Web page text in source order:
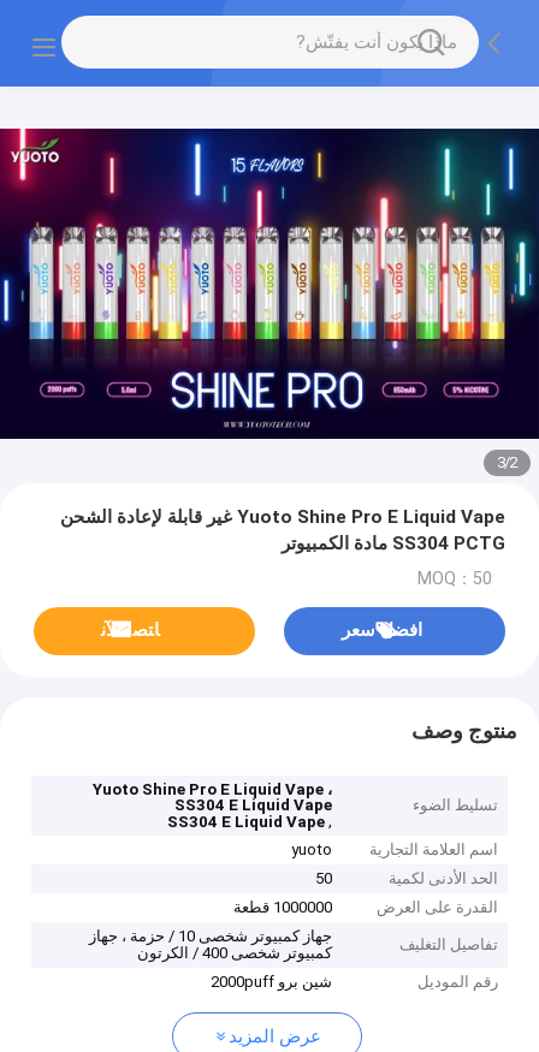
2
/
3
Yuoto Shine Pro E Liquid Vape غير قابلة لإعادة الشحن
SS304 PCTG مادة الكمبيوتر
MOQ：50
افضل سعر ﺎﺘﺼﻟ ﺍﻶﻧ
منتوج وصف
تسليط الضوء
Yuoto Shine Pro E Liquid Vape ،
SS304 E Liquid Vape
,
SS304 E Liquid Vape
اسم العلامة التجارية
yuoto
الحد الأدنى لكمية
50
القدرة على العرض
1000000 قطعة
تفاصيل التغليف
جهاز كمبيوتر شخصى 10 / حزمة ، جهاز
كمبيوتر شخصى 400 / الكرتون
رقم الموديل
شين برو 2000puff
عرض المزيد